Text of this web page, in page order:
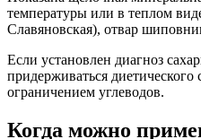
температуры или в теплом
Славяновская), отвар
Если установлен диагноз
придерживаться
ограничением углеводов.
Когда можно